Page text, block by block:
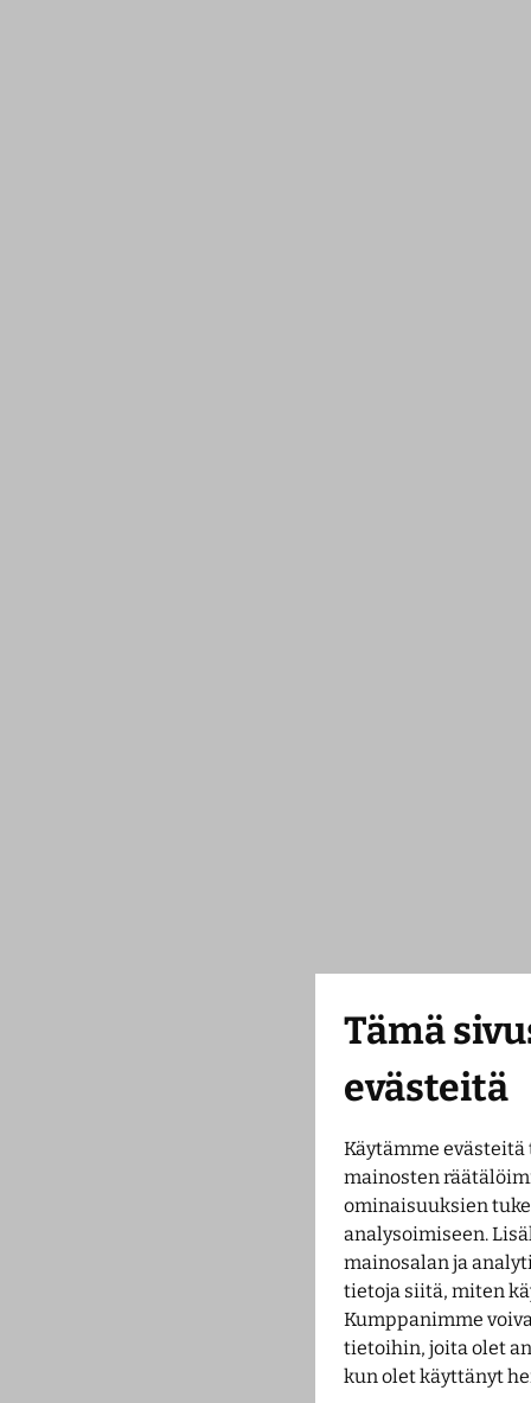
Tämä
evästeitä
Käytämme
mainosten
ominaisuuksien
analysoimiseen.
mainosalan ja
tietoja siitä, miten
Kumppanimme
tietoihin, joita olet
kun olet käyttänyt